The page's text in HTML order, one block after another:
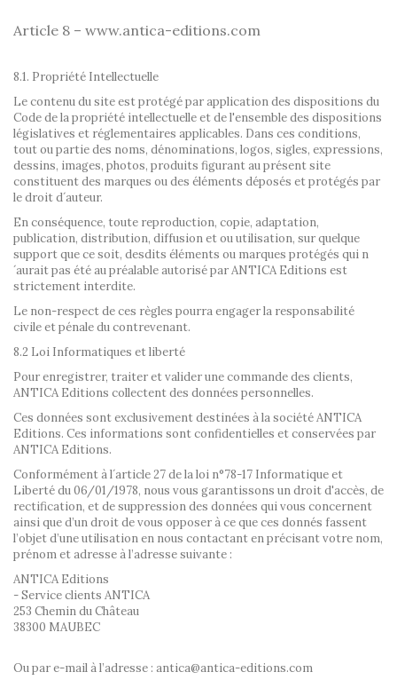
Article 8 – www.antica-editions.com
8.1. Propriété Intellectuelle
Le contenu du site est protégé par application des dispositions du
Code de la propriété intellectuelle et de l'ensemble des dispositions
législatives et réglementaires applicables. Dans ces conditions,
tout ou partie des noms, dénominations, logos, sigles, expressions,
dessins, images, photos, produits figurant au présent site
constituent des marques ou des éléments déposés et protégés par
le droit d´auteur.
En conséquence, toute reproduction, copie, adaptation,
publication, distribution, diffusion et ou utilisation, sur quelque
support que ce soit, desdits éléments ou marques protégés qui n
´aurait pas été au préalable autorisé par ANTICA Editions est
strictement interdite.
Le non-respect de ces règles pourra engager la responsabilité
civile et pénale du contrevenant.
8.2 Loi Informatiques et liberté
Pour enregistrer, traiter et valider une commande des clients,
ANTICA Editions collectent des données personnelles.
Ces données sont exclusivement destinées à la société ANTICA
Editions. Ces informations sont confidentielles et conservées par
ANTICA Editions.
Conformément à l´article 27 de la loi n°78-17 Informatique et
Liberté du 06/01/1978, nous vous garantissons un droit d'accès, de
rectification, et de suppression des données qui vous concernent
ainsi que d’un droit de vous opposer à ce que ces donnés fassent
l’objet d’une utilisation en nous contactant en précisant votre nom,
prénom et adresse à l’adresse suivante :
ANTICA Editions
- Service clients ANTICA
253 Chemin du Château
38300 MAUBEC
Ou par e-mail à l’adresse : antica@antica-editions.com